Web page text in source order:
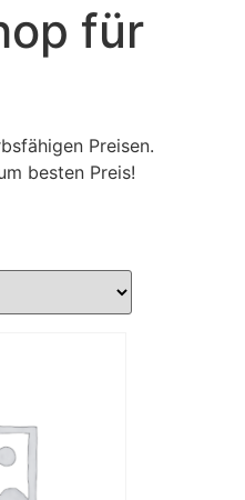
für
Preisen.
besten Preis!